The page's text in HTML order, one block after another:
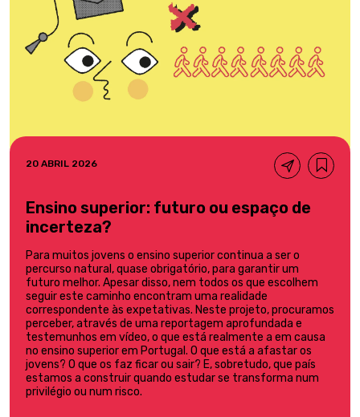
20 ABRIL 2026
Ensino superior: futuro ou espaço de
incerteza?
Para muitos jovens o ensino superior continua a ser o
percurso natural, quase obrigatório, para garantir um
futuro melhor. Apesar disso, nem todos os que escolhem
seguir este caminho encontram uma realidade
correspondente às expetativas. Neste projeto, procuramos
perceber, através de uma reportagem aprofundada e
testemunhos em vídeo, o que está realmente a em causa
no ensino superior em Portugal. O que está a afastar os
jovens? O que os faz ficar ou sair? E, sobretudo, que país
estamos a construir quando estudar se transforma num
privilégio ou num risco.